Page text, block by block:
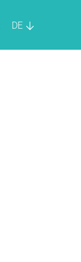
DE